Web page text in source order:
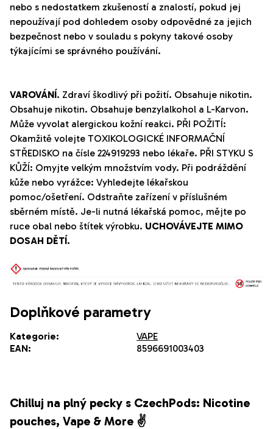
nebo s nedostatkem zkušeností a znalostí, pokud jej
nepoužívají pod dohledem osoby odpovědné za jejich
bezpečnost nebo v souladu s pokyny takové osoby
týkajícími se správného používání.
VAROVÁNÍ. Zdraví škodlivý při požití. Obsahuje nikotin.
Obsahuje nikotin. Obsahuje benzylalkohol a L-Karvon.
Může vyvolat alergickou kožní reakci. PŘI POŽITÍ:
Okamžitě volejte TOXIKOLOGICKÉ INFORMAČNÍ
STŘEDISKO na čísle 224919293 nebo lékaře. PŘI STYKU S
KŮŽÍ: Omyjte velkým množstvím vody. Při podráždění
kůže nebo vyrážce: Vyhledejte lékařskou
pomoc/ošetření. Odstraňte zařízení v příslušném
sběrném místě. Je-li nutná lékařská pomoc, mějte po
ruce obal nebo štítek výrobku. UCHOVÁVEJTE MIMO
DOSAH DĚTÍ.
Doplňkové parametry
Kategorie:
VAPE
EAN: 8596691003403
Chilluj na plný pecky s CzechPods: Nicotine
pouches, Vape & More ✌️